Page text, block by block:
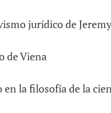
jurídico de
de Viena
la filosofía de la